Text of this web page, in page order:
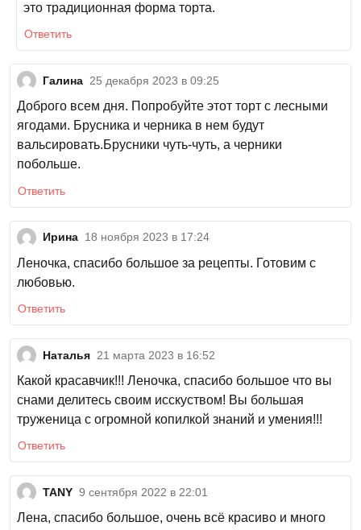
это традиционная форма торта.
Ответить
Галина 25 декабря 2023 в 09:25
Доброго всем дня. Попробуйте этот торт с лесными
ягодами. Брусника и черника в нем будут
вальсировать.Брусники чуть-чуть, а черники
побольше.
Ответить
Ирина 18 ноября 2023 в 17:24
Леночка, спасибо большое за рецепты. Готовим с
любовью.
Ответить
Наталья 21 марта 2023 в 16:52
Какой красавчик!!! Леночка, спасибо большое что вы
снами делитесь своим исскуством! Вы большая
труженица с огромной копилкой знаний и умения!!!
Ответить
TANY 9 сентября 2022 в 22:01
Лена, спасибо большое, очень всё красиво и много